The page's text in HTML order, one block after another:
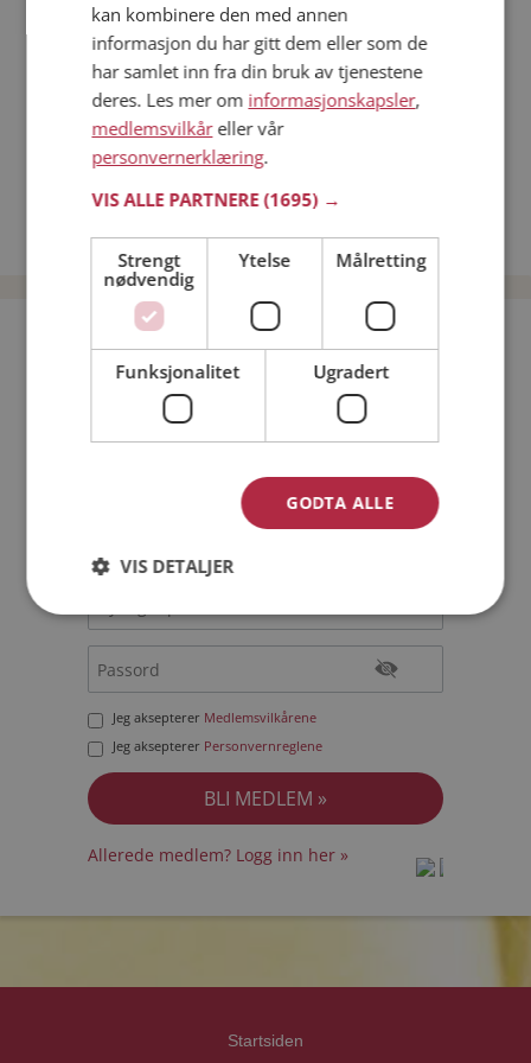
Dating på mobilen
Dating på Møteplassen
Nettdatingtips
Match Making på Møteplassen
Single synes
Date kvinner i Norge
Date menn i Norge
Bli medlem gratis!
Kvinne
Jeg aksepterer Medlemsvilkårene
Jeg aksepterer Personvernreglene
Allerede medlem? Logg inn her »
Startsiden
kan kombinere den med annen
informasjon du har gitt dem eller som de
har samlet inn fra din bruk av tjenestene
deres. Les mer om informasjonskapsler,
medlemsvilkåreller vår
personvernerklæring.
VIS ALLE PARTNERE(1695) →
Strengt
nødvendig
Ytelse Målretting
Funksjonalitet Ugradert
GODTA ALLE
VIS DETALJER